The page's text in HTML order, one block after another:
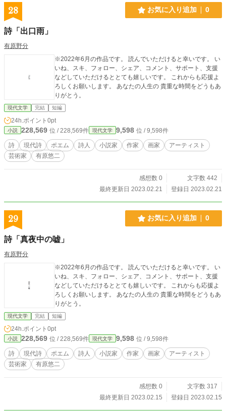
28 お気に入り追加 0
詩「出口雨」
有原野分
※2022年6月の作品です。 読んでいただけると幸いです。 い
いね、スキ、フォロー、シェア、コメント、サポート、支援
などしていただけるととても嬉しいです。 これからも応援よ
ろしくお願いします。 あなたの人生の 貴重な時間をどうもあ
りがとう。
現代文学 完結 短編
24h.ポイント 0pt
小説 228,569 位 / 228,569件 現代文学 9,598 位 / 9,598件
詩 現代詩 ポエム 詩人 小説家 作家 画家
アーティスト
芸術家
有原悠二
感想数 0
文字数 442
最終更新日 2023.02.21
登録日 2023.02.21
29 お気に入り追加 0
詩「真夜中の嘘」
有原野分
※2022年6月の作品です。 読んでいただけると幸いです。 い
いね、スキ、フォロー、シェア、コメント、サポート、支援
などしていただけるととても嬉しいです。 これからも応援よ
ろしくお願いします。 あなたの人生の 貴重な時間をどうもあ
りがとう。
現代文学 完結 短編
24h.ポイント 0pt
小説 228,569 位 / 228,569件 現代文学 9,598 位 / 9,598件
詩 現代詩 ポエム 詩人 小説家 作家 画家
アーティスト
芸術家
有原悠二
感想数 0
文字数 317
最終更新日 2023.02.15
登録日 2023.02.15